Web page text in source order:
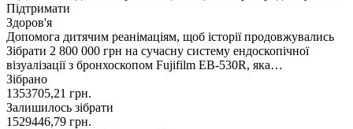
Підтримати
Здоров'я
Допомога дитячим реанімаціям, щоб історії продовжувались
Зібрати 2 800 000 грн на сучасну систему ендоскопічної
візуалізації з бронхоскопом Fujifilm EB-530R, яка…
Зібрано
1353705,21 грн.
Залишилось зібрати
1529446,79 грн.